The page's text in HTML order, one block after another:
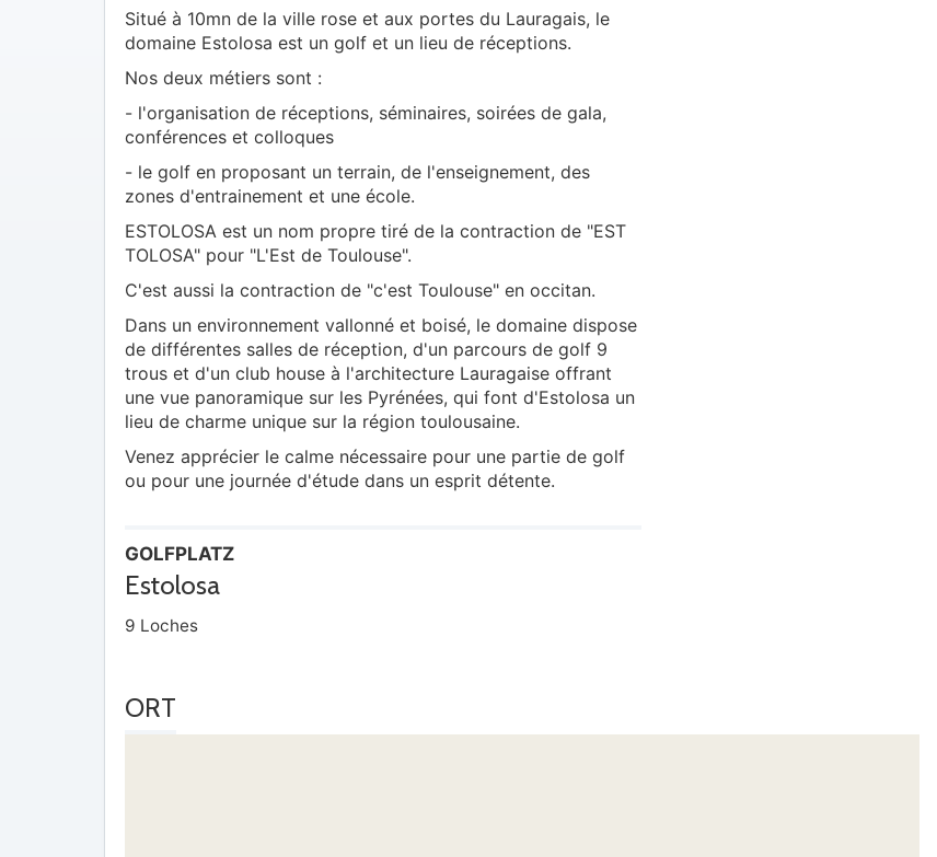
Situé à 10mn de la ville rose et aux portes du Lauragais, le
domaine Estolosa est un golf et un lieu de réceptions.
Nos deux métiers sont :
- l'organisation de réceptions, séminaires, soirées de gala,
conférences et colloques
- le golf en proposant un terrain, de l'enseignement, des
zones d'entrainement et une école.
ESTOLOSA est un nom propre tiré de la contraction de "EST
TOLOSA" pour "L'Est de Toulouse".
C'est aussi la contraction de "c'est Toulouse" en occitan.
Dans un environnement vallonné et boisé, le domaine dispose
de différentes salles de réception, d'un parcours de golf 9
trous et d'un club house à l'architecture Lauragaise offrant
une vue panoramique sur les Pyrénées, qui font d'Estolosa un
lieu de charme unique sur la région toulousaine.
Venez apprécier le calme nécessaire pour une partie de golf
ou pour une journée d'étude dans un esprit détente.
GOLFPLATZ
Estolosa
9 Loches
ORT